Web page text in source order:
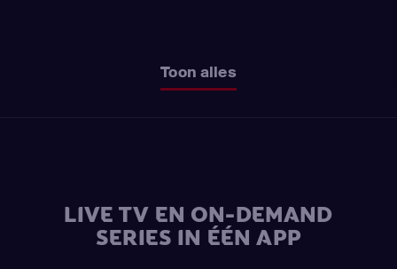
Toon alles
LIVE TV EN ON-DEMAND
SERIES IN ÉÉN APP